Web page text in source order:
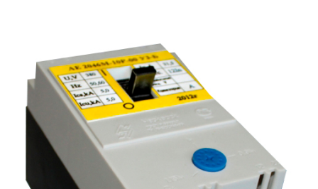
Стремянки с
Стремянки с
опорой